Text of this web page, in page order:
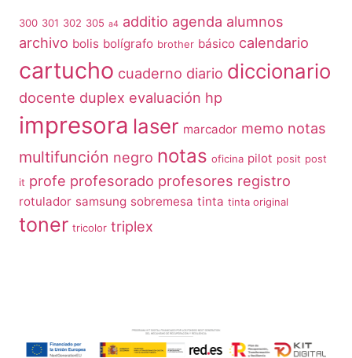
300 301 302 305 a4 additio agenda alumnos
archivo bolis bolígrafo brother básico calendario
cartucho cuaderno diario diccionario
docente duplex evaluación hp
impresora laser marcador memo notas
multifunción negro notas oficina pilot posit post
it profe profesorado profesores registro
rotulador samsung sobremesa tinta tinta original
toner tricolor triplex